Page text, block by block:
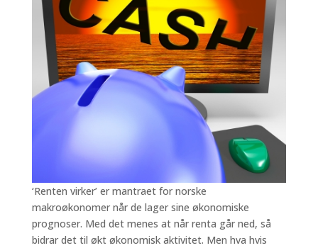
‘Renten virker’ er mantraet for norske
makroøkonomer når de lager sine økonomiske
prognoser. Med det menes at når renta går ned, så
bidrar det til økt økonomisk aktivitet. Men hva hvis